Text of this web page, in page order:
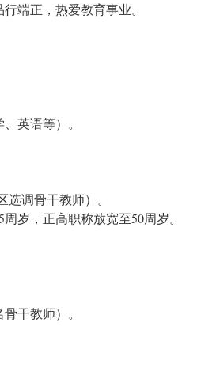
端正，热爱教育事业。
英语等）。
调骨干教师）。
岁，正高职称放宽至50周岁。
干教师）。